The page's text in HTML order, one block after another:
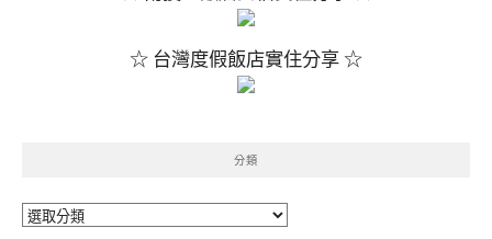
☆ 台灣度假飯店實住分享 ☆
分類
分